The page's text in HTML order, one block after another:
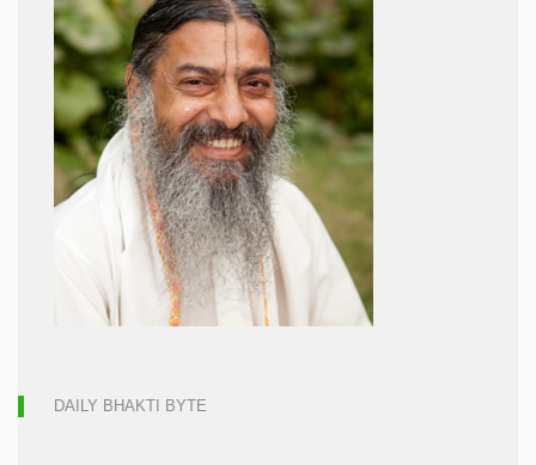
DAILY BHAKTI BYTE